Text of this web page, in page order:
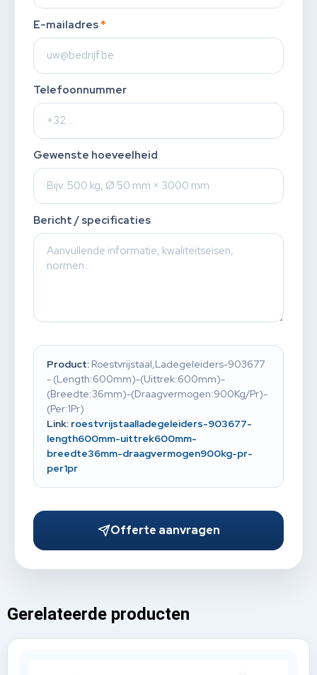
E-mailadres *
Telefoonnummer
Gewenste hoeveelheid
Bericht / specificaties
Product: Roestvrijstaal,Ladegeleiders-903677
- (Length:600mm)-(Uittrek:600mm)-
(Breedte:36mm)-(Draagvermogen:900Kg/Pr)-
(Per:1Pr)
Link: roestvrijstaalladegeleiders-903677-
length600mm-uittrek600mm-
breedte36mm-draagvermogen900kg-pr-
per1pr
Offerte aanvragen
Gerelateerde producten